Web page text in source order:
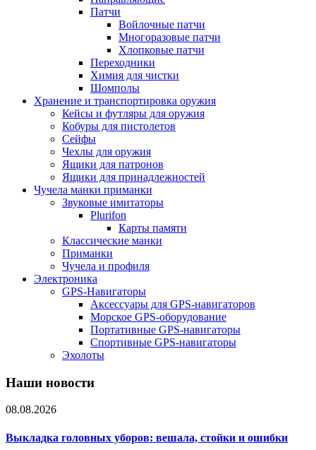
Патчи
Войлочные патчи
Многоразовые патчи
Хлопковые патчи
Переходники
Химия для чистки
Шомполы
Хранение и транспортировка оружия
Кейсы и футляры для оружия
Кобуры для пистолетов
Сейфы
Чехлы для оружия
Ящики для патронов
Ящики для принадлежностей
Чучела манки приманки
Звуковые имитаторы
Plurifon
Карты памяти
Классические манки
Приманки
Чучела и профиля
Электроника
GPS-Навигаторы
Аксессуары для GPS-навигаторов
Морское GPS-оборудование
Портативные GPS-навигаторы
Спортивные GPS-навигаторы
Эхолоты
Наши новости
08.08.2026
Выкладка головных уборов: вешала, стойки и ошибки